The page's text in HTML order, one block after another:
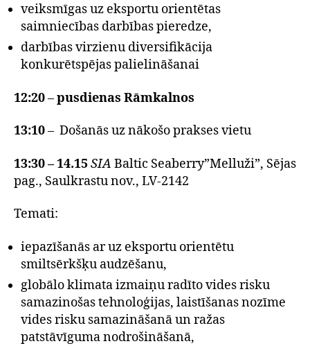
veiksmīgas uz eksportu orientētas
saimniecības darbības pieredze,
darbības virzienu diversifikācija
konkurētspējas palielināšanai
12:20–pusdienas Rāmkalnos
13:10– Došanās uz nākošo prakses vietu
13:30 – 14.15 SIA Baltic Seaberry”Melluži”, Sējas
pag., Saulkrastu nov., LV-2142
Temati:
iepazīšanās ar uz eksportu orientētu
smiltsērkšķu audzēšanu,
globālo klimata izmaiņu radīto vides risku
samazinošas tehnoloģijas, laistīšanas nozīme
vides risku samazināšanā un ražas
patstāvīguma nodrošināšanā,